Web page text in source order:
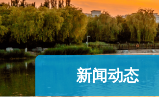
新闻动态